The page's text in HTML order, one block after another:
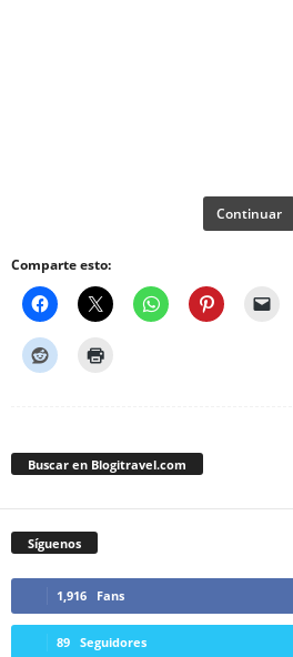
Continuar
Comparte esto:
Buscar en Blogitravel.com
Síguenos
1,916 Fans
89 Seguidores